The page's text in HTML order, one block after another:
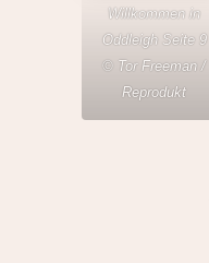
Willkommen in
Oddleigh Seite 9
© Tor Freeman /
Reprodukt